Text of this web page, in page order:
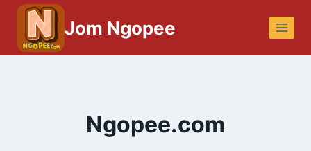
Skip
content
Jom Ngopee
Ngopee.com